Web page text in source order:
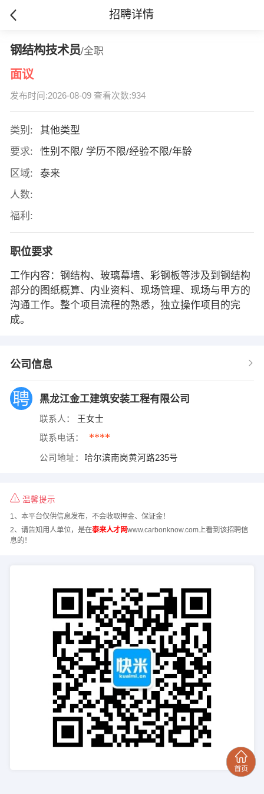
招聘详情
钢结构技术员/全职
面议
发布时间:2026-08-09 查看次数:934
类别:
其他类型
要求:
性别不限/ 学历不限/经验不限/年龄
区域:
泰来
人数:
福利:
职位要求
工作内容：钢结构、玻璃幕墙、彩钢板等涉及到钢结构
部分的图纸概算、内业资料、现场管理、现场与甲方的
沟通工作。整个项目流程的熟悉，独立操作项目的完
成。
公司信息
黑龙江金工建筑安装工程有限公司
联系人： 王女士
联系电话： ****
公司地址： 哈尔滨南岗黄河路235号
温馨提示
1、本平台仅供信息发布，不会收取押金、保证金！
2、请告知用人单位，是在泰来人才网www.carbonknow.com上看到该招聘信
息的！